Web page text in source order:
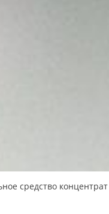
средство